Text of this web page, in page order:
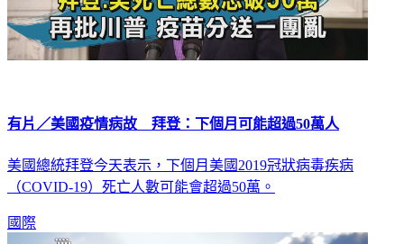
有片／美國疫情病故 拜登：下個月可能超過50萬人
美國總統拜登今天表示，下個月美國2019冠狀病毒疾病
（COVID-19）死亡人數可能會超過50萬。
國際